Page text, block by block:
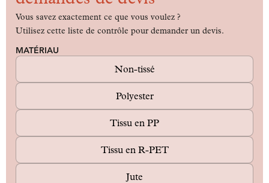
Vous savez exactement ce que vous voulez ?
Utilisez cette liste de contrôle pour demander un devis.
MATÉRIAU
Non-tissé
Polyester
Tissu en PP
Tissu en R-PET
Jute